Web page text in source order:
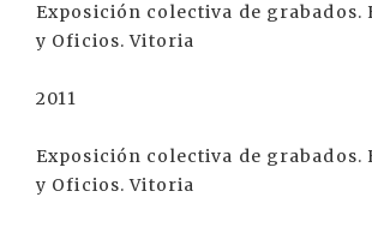
Exposición colectiva de grabados.
y Oficios. Vitoria
2011
Exposición colectiva de grabados.
y Oficios. Vitoria